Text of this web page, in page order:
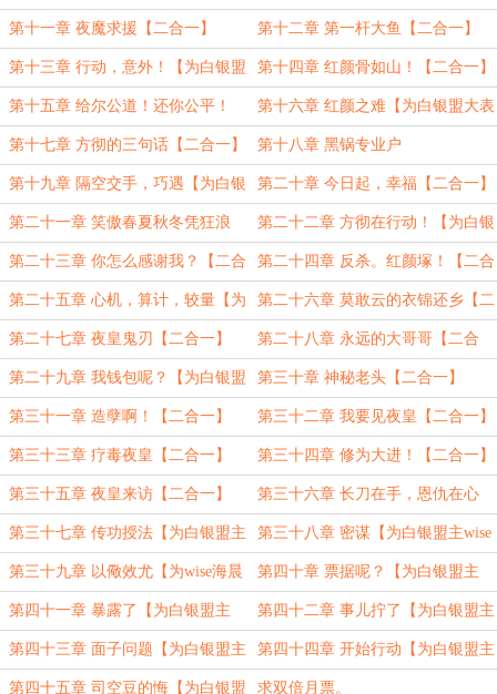
加更！】
第十一章 夜魔求援【二合一】 第十二章 第一杆大鱼【二合一】
第十三章 行动，意外！【为白银盟
大表哥加更1，2】
第十四章 红颜骨如山！【二合一】
第十五章 给尔公道！还你公平！
【二合一！】
第十六章 红颜之难【为白银盟大表
哥加更3、4】
第十七章 方彻的三句话【二合一】 第十八章 黑锅专业户
第十九章 隔空交手，巧遇【为白银
盟大表哥加更567890完毕】
第二十章 今日起，幸福【二合一】
第二十一章 笑傲春夏秋冬凭狂浪
【二合一】
第二十二章 方彻在行动！【为白银
盟主pk闲云加更12345】
第二十三章 你怎么感谢我？【二合
一】
第二十四章 反杀。红颜塚！【二合
一】
第二十五章 心机，算计，较量【为
白银盟主pk闲云加更67890完毕】
第二十六章 莫敢云的衣锦还乡【二
合一】
第二十七章 夜皇鬼刃【二合一】 第二十八章 永远的大哥哥【二合
一】
第二十九章 我钱包呢？【为白银盟
主wise海晨加更1、2】
第三十章 神秘老头【二合一】
第三十一章 造孽啊！【二合一】 第三十二章 我要见夜皇【二合一】
第三十三章 疗毒夜皇【二合一】 第三十四章 修为大进！【二合一】
第三十五章 夜皇来访【二合一】 第三十六章 长刀在手，恩仇在心
【为白银盟wise海晨加更3】
第三十七章 传功授法【为白银盟主
wise海晨加更4】
第三十八章 密谋【为白银盟主wise
海晨加更5】
第三十九章 以儆效尤【为wise海晨
盟主加更6】
第四十章 票据呢？【为白银盟主
wise海晨加更7】
第四十一章 暴露了【为白银盟主
wise海晨加更8】
第四十二章 事儿拧了【为白银盟主
wise海晨加更9】
第四十三章 面子问题【为白银盟主
wise海晨加更10（完毕！）】
第四十四章 开始行动【为白银盟主
神仙哥哥123加更1】
第四十五章 司空豆的悔【为白银盟 求双倍月票。